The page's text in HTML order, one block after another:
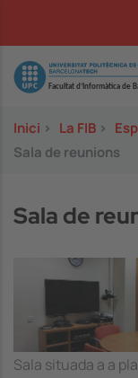
Image
Inici > La FIB >
Sala de reunions
Sala de
Sala situada a a